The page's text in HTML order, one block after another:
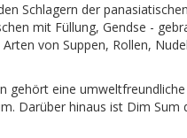
Schlagern der
mit Füllung, Gendse -
von Suppen, Rollen,
gehört eine
Darüber hinaus ist Dim